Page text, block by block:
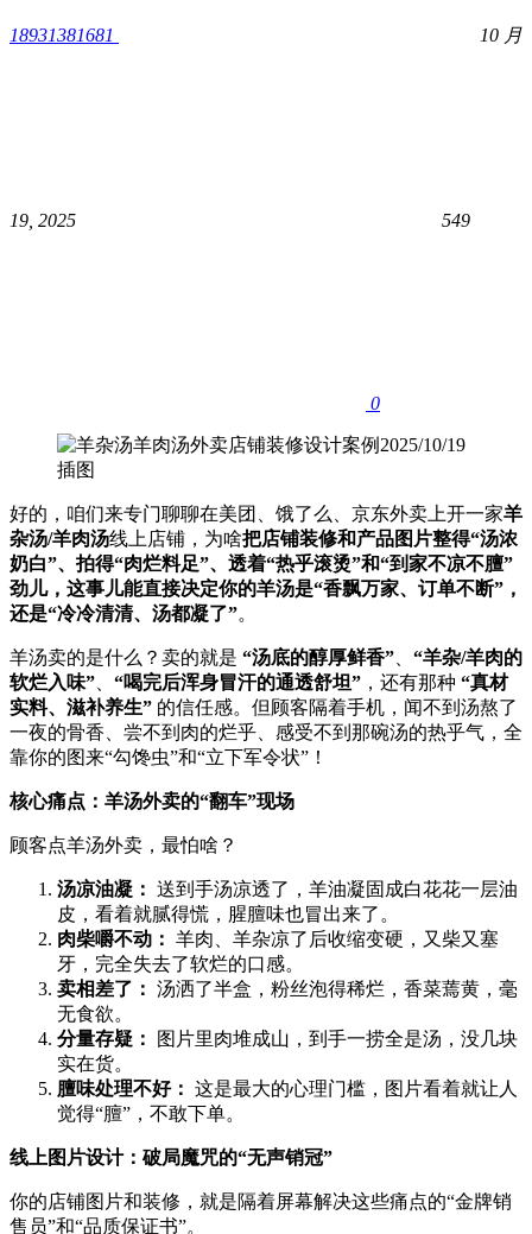
18931381681 10 月
19, 2025 549
0
好的，咱们来专门聊聊在美团、饿了么、京东外卖上开一家羊
杂汤/羊肉汤线上店铺，为啥把店铺装修和产品图片整得“汤浓
奶白”、拍得“肉烂料足”、透着“热乎滚烫”和“到家不凉不膻”
劲儿，这事儿能直接决定你的羊汤是“香飘万家、订单不断”，
还是“冷冷清清、汤都凝了”​。
羊汤卖的是什么？卖的就是 ​ ​“汤底的醇厚鲜香”​
​“羊杂/羊肉的
软烂入味”​
​“喝完后浑身冒汗的通透舒坦”​ ，还有那种 ​ ​“真材
实料、滋补养生”​ ​ 的信任感。但顾客隔着手机，闻不到汤熬了
一夜的骨香、尝不到肉的烂乎、感受不到那碗汤的热乎气，全
靠你的图来“勾馋虫”和“立下军令状”！
核心痛点：羊汤外卖的“翻车”现场
顾客点羊汤外卖，最怕啥？
汤凉油凝：​ ​ 送到手汤凉透了，羊油凝固成白花花一层油
皮，看着就腻得慌，腥膻味也冒出来了。
肉柴嚼不动：​ ​ 羊肉、羊杂凉了后收缩变硬，又柴又塞
牙，完全失去了软烂的口感。
卖相差了：​ ​ 汤洒了半盒，粉丝泡得稀烂，香菜蔫黄，毫
无食欲。
分量存疑：​
​ 图片里肉堆成山，到手一捞全是汤，没几块
实在货。
膻味处理不好：​ ​ 这是最大的心理门槛，图片看着就让人
觉得“膻”，不敢下单。
线上图片设计：破局魔咒的“无声销冠”​
你的店铺图片和装修，就是隔着屏幕解决这些痛点的“金牌销
售员”和“品质保证书”。